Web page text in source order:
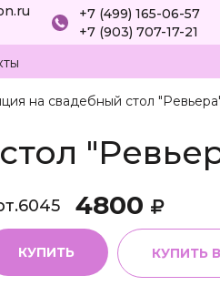
+7 (499) 165-06-57
+7 (903) 707-17-21
на свадебный стол
6045 4800
КУПИТЬ КУПИТЬ